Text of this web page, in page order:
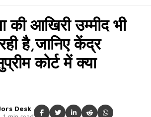
की आखिरी उम्मीद भी
है,जानिए केंद्र
कोर्ट में क्या
Desk